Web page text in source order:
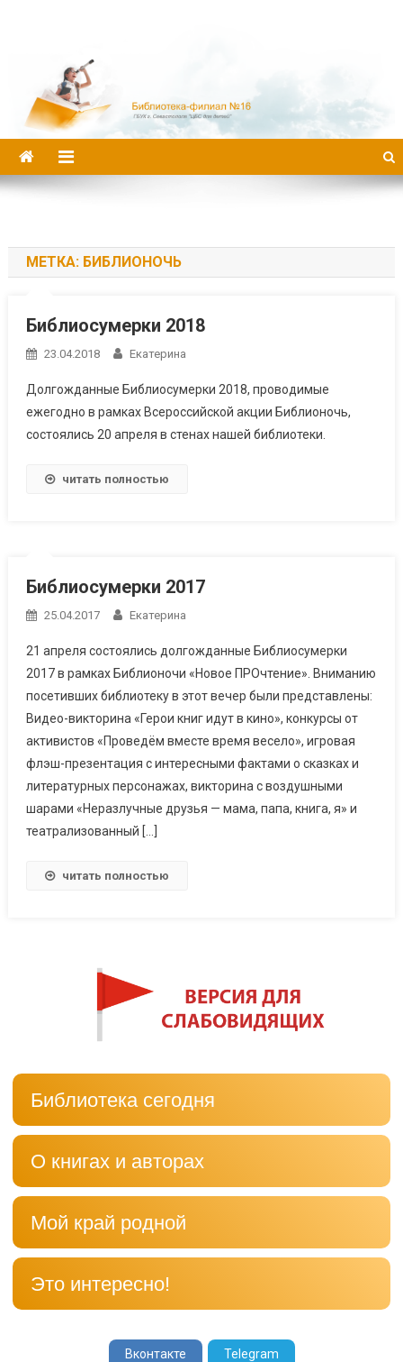
МЕТКА: БИБЛИОНОЧЬ
Библиосумерки 2018
23.04.2018 Екатерина
Долгожданные Библиосумерки 2018, проводимые
ежегодно в рамках Всероссийской акции Библионочь,
состоялись 20 апреля в стенах нашей библиотеки.
читать полностью
Библиосумерки 2017
25.04.2017 Екатерина
21 апреля состоялись долгожданные Библиосумерки
2017 в рамках Библионочи «Новое ПРОчтение». Вниманию
посетивших библиотеку в этот вечер были представлены:
Видео-викторина «Герои книг идут в кино», конкурсы от
активистов «Проведём вместе время весело», игровая
флэш-презентация с интересными фактами о сказках и
литературных персонажах, викторина с воздушными
шарами «Неразлучные друзья — мама, папа, книга, я» и
театрализованный […]
читать полностью
Библиотека сегодня
О книгах и авторах
Мой край родной
Это интересно!
Вконтакте Telegram